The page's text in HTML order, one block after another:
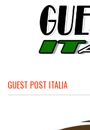
GUEST POST ITALIA